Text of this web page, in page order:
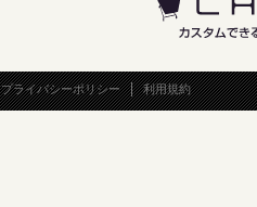
プライバシーポリシー 利用規約